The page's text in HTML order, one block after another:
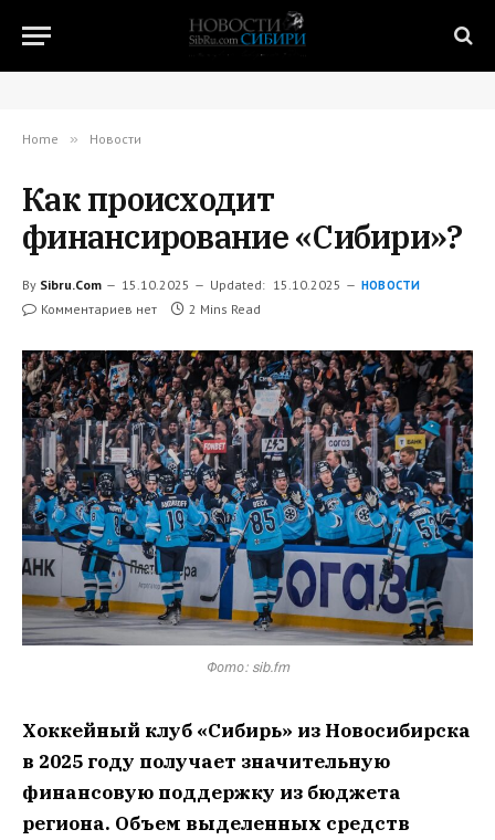
Home » Новости
Как происходит
финансирование «Сибири»?
By Sibru.Com 15.10.2025 Updated: 15.10.2025 НОВОСТИ
Комментариев нет 2 Mins Read
Фото: sib.fm
Хоккейный клуб «Сибирь» из Новосибирска
в 2025 году получает значительную
финансовую поддержку из бюджета
региона. Объем выделенных средств